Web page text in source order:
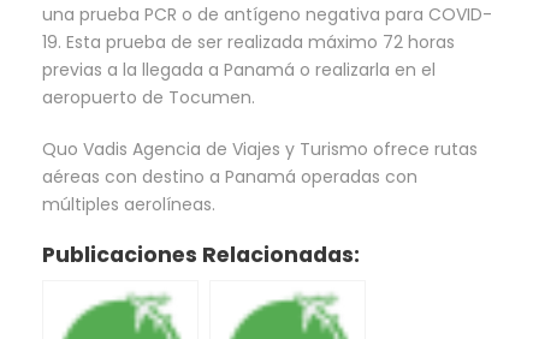
una prueba PCR o de antígeno negativa para COVID-
19. Esta prueba de ser realizada máximo 72 horas
previas a la llegada a Panamá o realizarla en el
aeropuerto de Tocumen.
Quo Vadis Agencia de Viajes y Turismo ofrece rutas
aéreas con destino a Panamá operadas con
múltiples aerolíneas.
Publicaciones Relacionadas: